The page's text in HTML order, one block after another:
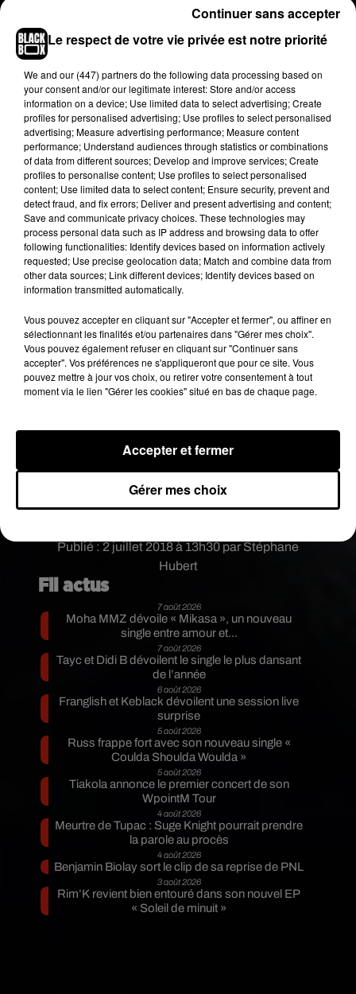
Publié : 2 juillet 2018 à 13h30 par Stéphane
Hubert
Une publication partagée par DIFFERENT KITCHEN (@differentkitchen)
Tout ces talents et toutes ces âmes bénies, ces
lumières intérieures qui s'éteignent ces derniers
d'histoires que nous ne pourrons jamais voir
exister. Repose en paix, Smoke.
Fil actus
7 août 2026
Moha MMZ dévoile « Mikasa », un nouveau
single entre amour et...
7 août 2026
Tayc et Didi B dévoilent le single le plus dansant
de l’année
6 août 2026
Franglish et Keblack dévoilent une session live
surprise
5 août 2026
Russ frappe fort avec son nouveau single «
Coulda Shoulda Woulda »
5 août 2026
Tiakola annonce le premier concert de son
WpointM Tour
4 août 2026
Meurtre de Tupac : Suge Knight pourrait prendre
la parole au procès
4 août 2026
Benjamin Biolay sort le clip de sa reprise de PNL
3 août 2026
Rim’K revient bien entouré dans son nouvel EP
« Soleil de minuit »
Le respect de votre vie privée est notre priorité
We and our (447) partnersdo the following data processing based on
your consent and/or our legitimate interest: Store and/or access
information on a device; Use limited data to select advertising; Create
profiles for personalised advertising; Use profiles to select personalised
advertising; Measure advertising performance; Measure content
performance; Understand audiences through statistics or combinations
of data from different sources; Develop and improve services; Create
profiles to personalise content; Use profiles to select personalised
content; Use limited data to select content; Ensure security, prevent and
detect fraud, and fix errors; Deliver and present advertising and content;
Save and communicate privacy choices. These technologies may
process personal data such as IP address and browsing data to offer
following functionalities: Identify devices based on information actively
requested; Use precise geolocation data; Match and combine data from
other data sources; Link different devices; Identify devices based on
information transmitted automatically.
Vous pouvez accepter en cliquant sur "Accepter et fermer", ou affiner en
sélectionnant les finalités et/ou partenaires dans "Gérer mes choix".
Vous pouvez également refuser en cliquant sur "Continuer sans
accepter". Vos préférences ne s'appliqueront que pour ce site. Vous
pouvez mettre à jour vos choix, ou retirer votre consentement à tout
moment via le lien "Gérer les cookies" situé en bas de chaque page.
Gérer mes choix
Accepter et fermer
Continuer sans accepter